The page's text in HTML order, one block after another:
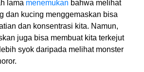
lama menemukan bahwa melihat
dan kucing menggemaskan bisa
dan konsentrasi kita. Namun,
juga bisa membuat kita terkejut
syok daripada melihat monster